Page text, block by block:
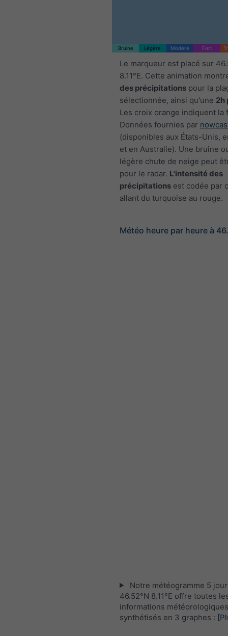
Bruine Légère Modéré Fort
Le marqueur est placé sur
8.11°E. Cette animation
des précipitations pour la
sélectionnée, ainsi qu'une 2h
Les croix orange indiquent la
Données fournies par
(disponibles aux États-Unis,
et en Australie). Une bruine
légère chute de neige peut
pour le radar. L'intensité des
précipitations est codée par
allant du turquoise au rouge.
Météo heure par heure à
Notre météogramme 5
46.52°N 8.11°E offre toutes
informations météorologiques
synthétisés en 3 graphes :